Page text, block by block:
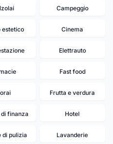
Campeggio
estetico Cinema
Elettrauto
Fast food
Frutta e verdura
finanza Hotel
di pulizia Lavanderie